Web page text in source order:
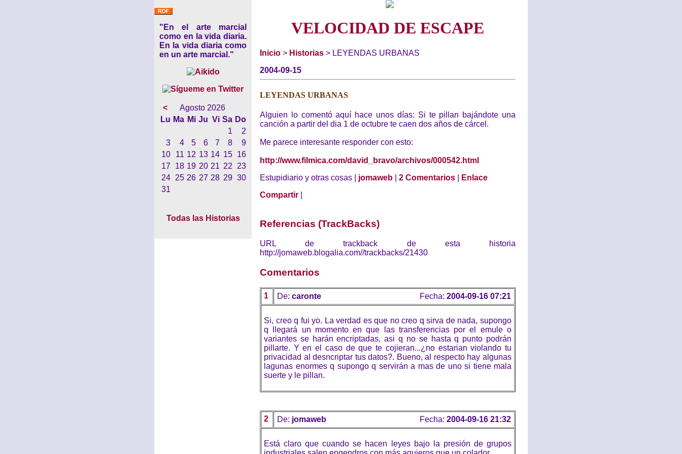
"En el arte marcial
como en la vida diaria.
En la vida diaria como
en un arte marcial."
<
Agosto 2026
Lu Ma Mi Ju Vi Sa Do
1
2
3
4 5 6 7 8
9
10
11 12 13 14 15
16
17
18 19 20 21 22
23
24
25 26 27 28 29 30
31
Todas las Historias
VELOCIDAD DE ESCAPE
Inicio > Historias > LEYENDAS URBANAS
2004-09-15
LEYENDAS URBANAS
Alguien lo comentó aquí hace unos días: Si te pillan bajándote una
canción a partir del dia 1 de octubre te caen dos años de cárcel.
Me parece interesante responder con esto:
http://www.filmica.com/david_bravo/archivos/000542.html
Estupidiario y otras cosas | jomaweb 2 Comentarios
Enlace
Compartir
Referencias (TrackBacks)
URL de trackback de esta historia
http://jomaweb.blogalia.com//trackbacks/21430
Comentarios
1 De: caronte Fecha: 2004-09-16 07:21
Si, creo q fui yo. La verdad es que no creo q sirva de nada, supongo
q llegará un momento en que las transferencias por el emule o
variantes se harán encriptadas, asi q no se hasta q punto podrán
pillarte. Y en el caso de que te cojieran...¿no estarian violando tu
privacidad al desncriptar tus datos?. Bueno, al respecto hay algunas
lagunas enormes q supongo q servirán a mas de uno si tiene mala
suerte y le pillan.
2 De: jomaweb Fecha: 2004-09-16 21:32
Está claro que cuando se hacen leyes bajo la presión de grupos